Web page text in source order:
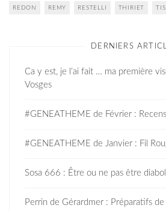
REDON REMY RESTELLI THIRIET
DERNIERS
Ca y est, je l’ai fait … ma première
Vosges
#GENEATHEME de Février :
#GENEATHEME de Janvier : Fil
Sosa 666 : Être ou ne pas être
Perrin de Gérardmer : Préparatifs